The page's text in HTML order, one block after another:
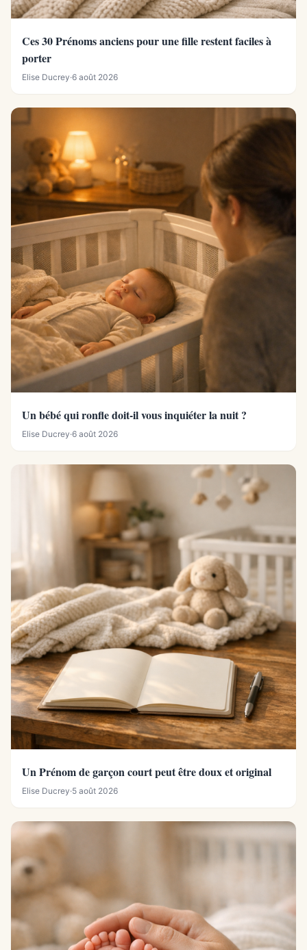
Ces 30 Prénoms anciens pour une fille restent faciles à
porter
Elise Ducrey·6 août 2026
Un bébé qui ronfle doit-il vous inquiéter la nuit ?
Elise Ducrey·6 août 2026
Un Prénom de garçon court peut être doux et original
Elise Ducrey·5 août 2026